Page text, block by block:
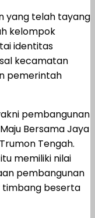
yang telah tayang
kelompok
identitas
kecamatan
pemerintah
pembangunan
Bersama Jaya
Tengah.
memiliki nilai
pembangunan
beserta